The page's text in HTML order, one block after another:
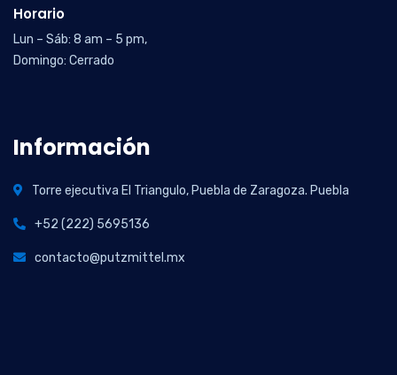
Horario
Lun – Sáb: 8 am – 5 pm,
Domingo: Cerrado
Información
Torre ejecutiva El Triangulo, Puebla de Zaragoza. Puebla
+52 (222) 5695136
contacto@putzmittel.mx